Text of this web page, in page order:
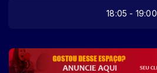
18:05 - 19:00